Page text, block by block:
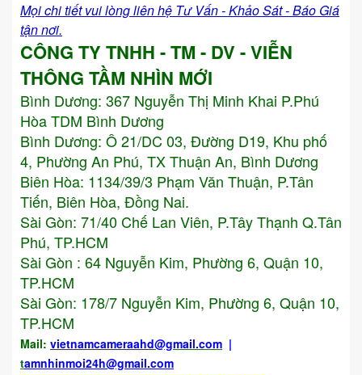
Mọi chi tiết vui lòng liên hệ Tư Vấn - Khảo Sát - Báo Giá
tận nơi.
CÔNG TY TNHH - TM - DV - VIỄN
THÔNG TẦM NHÌN MỚI
Bình Dương: 367 Nguyễn Thị Minh Khai P.Phú
Hòa TDM Bình Dương
Bình Dương: Ô 21/DC 03, Đường D19, Khu phố
4, Phường An Phú, TX Thuận An, Bình Dương
Biên Hòa: 1134/39/3 Phạm Văn Thuận, P.Tân
Tiến, Biên Hòa, Đồng Nai.
Sài Gòn: 71/40 Chế Lan Viên, P.Tây Thạnh Q.Tân
Phú, TP.HCM
Sài Gòn : 64 Nguyễn Kim, Phường 6, Quận 10,
TP.HCM
Sài Gòn: 178/7 Nguyễn Kim, Phường 6, Quận 10,
TP.HCM
Mail: vietnamcameraahd@gmail.com |
tamnhinmoi24h@gmail.com